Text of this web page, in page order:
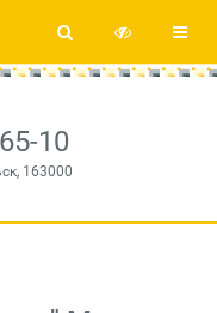
10
163000